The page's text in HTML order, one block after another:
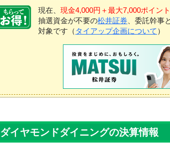
現在、 現金4,000円＋最大7,000ポイン
抽選資金が不要の松井証券 、委託幹事
対象です（ タイアップ企画について ）
ダイヤモンドダイニングの決算情報